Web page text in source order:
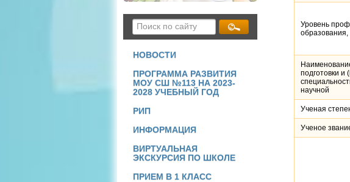
НОВОСТИ
ПРОГРАММА РАЗВИТИЯ
МОУ СШ №113 НА 2023-
2028 УЧЕБНЫЙ ГОД
РИП
ИНФОРМАЦИЯ
ВИРТУАЛЬНАЯ
ЭКСКУРСИЯ ПО ШКОЛЕ
ПРИЕМ В 1 КЛАСС
Уровень
подготовки и
научной
Ученая
Ученое